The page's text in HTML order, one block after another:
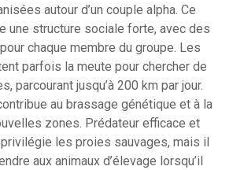
autour d’un couple alpha. Ce
une structure sociale forte, avec des
chaque membre du groupe. Les
parfois la meute pour chercher de
parcourant jusqu’à 200 km par jour.
au brassage génétique et à la
zones. Prédateur efficace et
les proies sauvages, mais il
aux animaux d’élevage lorsqu’il